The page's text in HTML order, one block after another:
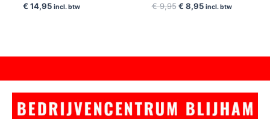
€ 14,95 incl. btw €9,95 € 8,95 incl. btw